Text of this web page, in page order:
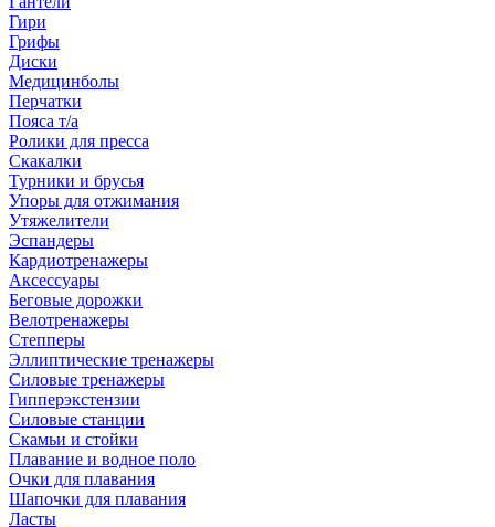
Гири
Грифы
Диски
Медицинболы
Перчатки
Пояса т/а
Ролики для пресса
Скакалки
Турники и брусья
Упоры для отжимания
Утяжелители
Эспандеры
Кардиотренажеры
Аксессуары
Беговые дорожки
Велотренажеры
Степперы
Эллиптические тренажеры
Силовые тренажеры
Гипперэкстензии
Силовые станции
Скамьи и стойки
Плавание и водное поло
Очки для плавания
Шапочки для плавания
Ласты